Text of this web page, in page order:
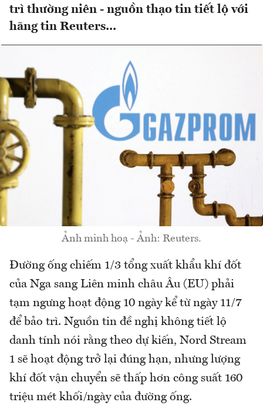
trì thường niên - nguồn thạo tin tiết lộ với
hãng tin Reuters...
Ảnh minh hoạ - Ảnh: Reuters.
Đường ống chiếm 1/3 tổng xuất khẩu khí đốt
của Nga sang Liên minh châu Âu (EU) phải
tạm ngưng hoạt động 10 ngày kể từ ngày 11/7
để bảo trì. Nguồn tin đề nghị không tiết lộ
danh tính nói rằng theo dự kiến, Nord Stream
1 sẽ hoạt động trở lại đúng hạn, nhưng lượng
khí đốt vận chuyển sẽ thấp hơn công suất 160
triệu mét khối/ngày của đường ống.